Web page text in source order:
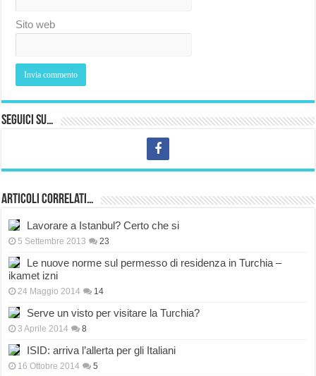
Sito web
Seguici su…
Articoli correlati…
Lavorare a Istanbul? Certo che si
5 Settembre 2013 23
Le nuove norme sul permesso di residenza in Turchia –
ikamet izni
24 Maggio 2014 14
Serve un visto per visitare la Turchia?
3 Aprile 2014 8
ISID: arriva l’allerta per gli Italiani
16 Ottobre 2014 5